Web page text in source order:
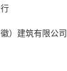
）建筑有限公司